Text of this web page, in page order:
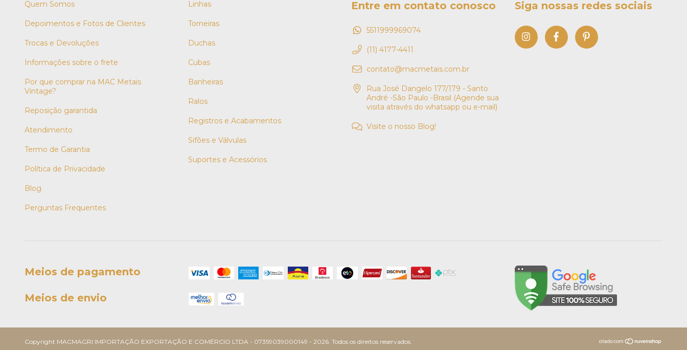
Quem Somos
Depoimentos e Fotos de Clientes
Trocas e Devoluções
Informações sobre o frete
Por que comprar na MAC Metais
Vintage?
Reposição garantida
Atendimento
Termo de Garantia
Política de Privacidade
Blog
Perguntas Frequentes
Linhas
Torneiras
Duchas
Cubas
Banheiras
Ralos
Registros e Acabamentos
Sifões e Válvulas
Suportes e Acessórios
Entre em contato conosco
5511999969074
(11) 4177-4411
contato@macmetais.com.br
Rua José Dangelo 177/179 - Santo
André -São Paulo -Brasil (Agende sua
visita através do whatsapp ou e-mail)
Visite o nosso Blog!
Siga nossas redes sociais
Meios de pagamento
Meios de envio
Copyright MACMAGRI IMPORTAÇÃO EXPORTAÇÃO E COMÉRCIO LTDA - 07359039000149 - 2026. Todos os direitos reservados.